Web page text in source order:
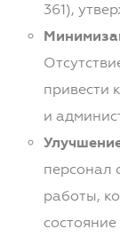
361),
привести
и
персонал
работы,